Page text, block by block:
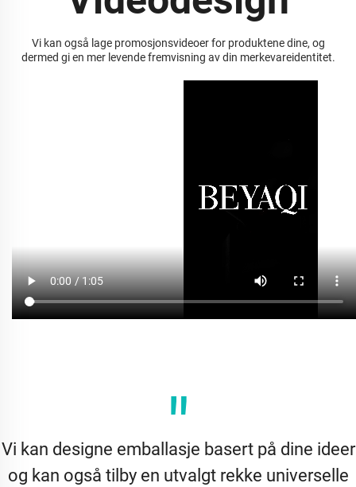
Vi kan også lage promosjonsvideoer for produktene dine, og
dermed gi en mer levende fremvisning av din merkevareidentitet.
"
Vi kan designe emballasje basert på dine ideer
og kan også tilby en utvalgt rekke universelle